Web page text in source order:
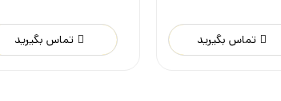
تماس بگیرید تماس بگیرید